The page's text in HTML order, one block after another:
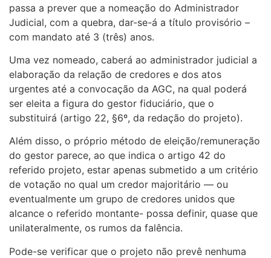
passa a prever que a nomeação do Administrador
Judicial, com a quebra, dar-se-á a título provisório –
com mandato até 3 (três) anos.
Uma vez nomeado, caberá ao administrador judicial a
elaboração da relação de credores e dos atos
urgentes até a convocação da AGC, na qual poderá
ser eleita a figura do gestor fiduciário, que o
substituirá (artigo 22, §6º, da redação do projeto).
Além disso, o próprio método de eleição/remuneração
do gestor parece, ao que indica o artigo 42 do
referido projeto, estar apenas submetido a um critério
de votação no qual um credor majoritário — ou
eventualmente um grupo de credores unidos que
alcance o referido montante- possa definir, quase que
unilateralmente, os rumos da falência.
Pode-se verificar que o projeto não prevê nenhuma